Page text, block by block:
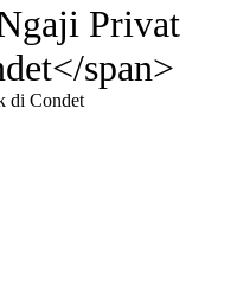
Privat
span>
di Condet